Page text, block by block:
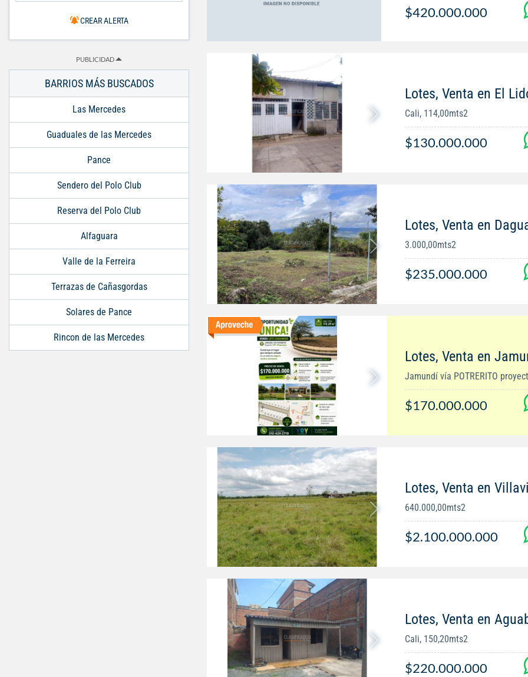
$420.000.000
Lotes, Venta en El
Cali, 114,00mts2
$130.000.000
Lotes, Venta en
3.000,00mts2
$235.000.000
Lotes, Venta en
Jamundí vía POTRERITO
$170.000.000
Lotes, Venta en
640.000,00mts2
$2.100.000.000
Lotes, Venta en
Cali, 150,20mts2
$220.000.000
CREAR ALERTA
PUBLICIDAD
BARRIOS MÁS BUSCADOS
Las Mercedes
Guaduales de las Mercedes
Pance
Sendero del Polo Club
Reserva del Polo Club
Alfaguara
Valle de la Ferreira
Terrazas de Cañasgordas
Solares de Pance
Rincon de las Mercedes